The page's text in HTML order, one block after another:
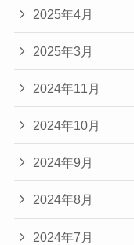
2025年4月
2025年3月
2024年11月
2024年10月
2024年9月
2024年8月
2024年7月